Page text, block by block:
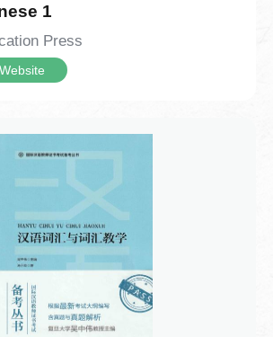
and Writing II
Series Reading and
the Course
合，错字可随时替换，印完
使用。顺着这个思路，他反
，最终用胶泥烧制出单个活
火气的工匠故事让历史变得鲜
众既能系统梳理印刷术的发展
能从毕昇的发明过程里体会
变世界的创造，往往就源于日
意外、一份不肯将就的巧思。
cadence or rhyth
国成语故事系列的第21个视
延伸到 “抑扬顿挫” 的演说实例
演说案例拆解技巧：“扬” 代表
“抑” 代表声调放低，二者互为
一扬形成鲜明对比，能够调动
烘托演讲气势。对话深入探讨
带来的表达感染力，清晰剖析
一语言手法的作用——增强语
1
Press